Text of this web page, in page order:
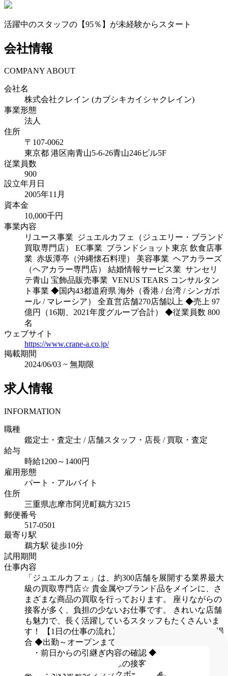
活躍中のスタッフの【95％】が未経験からスタート
会社情報
COMPANY ABOUT
会社名
株式会社クレイン (カブシキカイシャクレイン)
事業形態
法人
住所
〒 107-0062
東京都 港区南青山5-6-26青山246ビル5F
従業員数
900
設立年月日
2005年11月
資本金
10,000千円
事業内容
リユース事業 ジュエルカフェ（ジュエリー・ブランド
買取専門店） EC事業 ブランドショット東京 飲食店事
業 赤坂潭亭（沖縄懐石料理） 美容事業 ヘアカラーズ
（ヘアカラー専門店） 結婚情報サービス業 サンセリ
テ青山 宝飾品販売事業 VENUS TEARS コンサルタン
ト事業 ◆国内43都道府県 海外（香港 / 台湾 / シンガポ
ール / マレーシア） 全直営店舗270店舗以上 ◆売上 97
億円（16期、2021年度グループ合計） ◆従業員数 800
名
ウェブサイト
https://www.crane-a.co.jp/
掲載期間
2024/06/03 ~ 無期限
求人情報
INFORMATION
職種
鑑定士・査定士 / 店舗スタッフ・店長 / 買取・査定
給与
時給1200～1400円
雇用形態
パート・アルバイト
住所
三重県志摩市阿児町鵜方3215
郵便番号
517-0501
最寄り駅
鵜方駅 徒歩10分
試用期間
仕事内容
「ジュエルカフェ」は、約300店舗を展開する業界最大
級の買取専門店☆ 貴金属やブランド品をメインに、さ
まざまな商品の買取を行っております。
座りながらの
接客が多く、負担の少ないお仕事です。
きれいな店舗
も魅力で、長く活躍しているスタッフもたくさんいま
す！
【1日の仕事の流れ】※10:00～20:00 営業店舗の場
合 ◆出勤～オープンまで
・前日からの引継ぎ内容の確認 ◆オープン～18:00頃
・来店くださったお客様の接客、査定や買取のご提